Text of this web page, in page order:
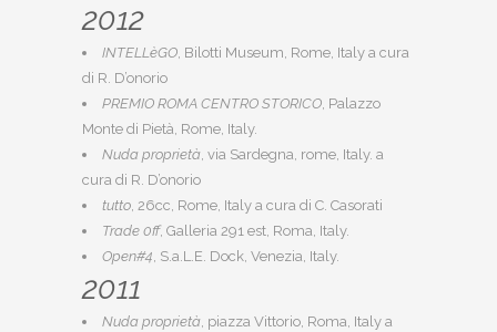
2012
INTELLèGO, Bilotti Museum, Rome, Italy a cura
di R. D’onorio
PREMIO ROMA CENTRO STORICO, Palazzo
Monte di Pietà, Rome, Italy.
Nuda proprietà, via Sardegna, rome, Italy. a
cura di R. D’onorio
tutto, 26cc, Rome, Italy a cura di C. Casorati
Trade 0ff, Galleria 291 est, Roma, Italy.
Open#4, S.a.L.E. Dock, Venezia, Italy.
2011
Nuda proprietà, piazza Vittorio, Roma, Italy a